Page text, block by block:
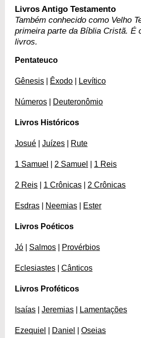
Livros Antigo Testamento
Também conhecido como Velho
primeira parte da Bíblia Cristã. É
livros.
Pentateuco
Gênesis Êxodo Levítico
Números Deuteronômio
Livros Históricos
Josué Juízes Rute
1 Samuel 2 Samuel 1 Reis
2 Reis 1 Crônicas 2 Crônicas
Esdras Neemias Ester
Livros Poéticos
Jó Salmos Provérbios
Eclesiastes Cânticos
Livros Proféticos
Isaías Jeremias Lamentações
Ezequiel Daniel Oseias